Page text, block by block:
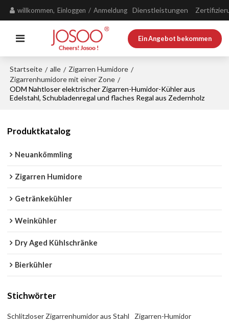
willkommen, Einloggen / Anmeldung Dienstleistungen
Ein Angebot bekommen
Startseite / alle / Zigarren Humidore /
Zigarrenhumidore mit einer Zone /
ODM Nahtloser elektrischer Zigarren-Humidor-Kühler aus
Edelstahl, Schubladenregal und flaches Regal aus Zedernholz
Produktkatalog
Neuankömmling
Zigarren Humidore
Getränkekühler
Weinkühler
Dry Aged Kühlschränke
Bierkühler
Stichwörter
Schlitzloser Zigarrenhumidor aus Stahl
Zigarren-Humidor